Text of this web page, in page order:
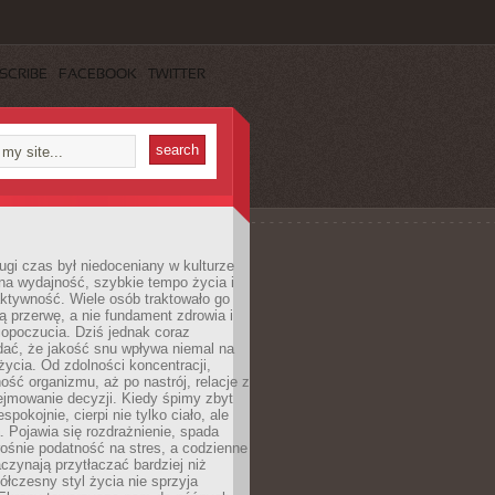
FACEBOOK TWITTER
czas był niedoceniany w kulturze
wydajność, szybkie tempo życia i
Wiele osób traktowało go
przerwę, a nie fundament zdrowia i
Dziś jednak coraz
że jakość snu wpływa niemal na
Od zdolności koncentracji,
organizmu, aż po nastrój, relacje z
decyzji. Kiedy śpimy zbyt
cierpi nie tylko ciało, ale
Pojawia się rozdrażnienie, spada
podatność na stres, a codzienne
przytłaczać bardziej niż
styl życia nie sprzyja